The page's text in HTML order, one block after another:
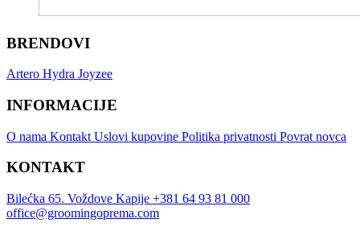
BRENDOVI
Artero Hydra Joyzee
INFORMACIJE
O nama Kontakt Uslovi kupovine Politika privatnosti Povrat novca
KONTAKT
Bilećka 65. Voždove Kapije +381 64 93 81 000
office@groomingoprema.com